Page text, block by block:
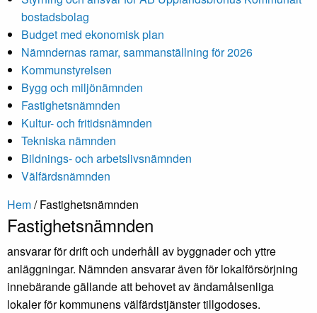
bostadsbolag
Budget med ekonomisk plan
Nämndernas ramar, sammanställning för 2026
Kommunstyrelsen
Bygg och miljönämnden
Fastighetsnämnden
Kultur- och fritidsnämnden
Tekniska nämnden
Bildnings- och arbetslivsnämnden
Välfärdsnämnden
Hem/Fastighetsnämnden
Fastighetsnämnden
ansvarar för drift och underhåll av byggnader och yttre
anläggningar. Nämnden ansvarar även för lokalförsörjning
innebärande gällande att behovet av ändamålsenliga
lokaler för kommunens välfärdstjänster tillgodoses.